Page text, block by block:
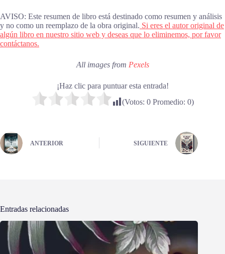
AVISO: Este resumen de libro está destinado como resumen y análisis
y no como un reemplazo de la obra original. Si eres el autor original de
algún libro en nuestro sitio web y deseas que lo eliminemos, por favor
contáctanos.
All images from Pexels
¡Haz clic para puntuar esta entrada!
(Votos: 0Promedio: 0)
ANTERIOR SIGUIENTE
Entradas relacionadas